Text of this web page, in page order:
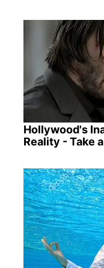
Hollywood's
Reality - Take